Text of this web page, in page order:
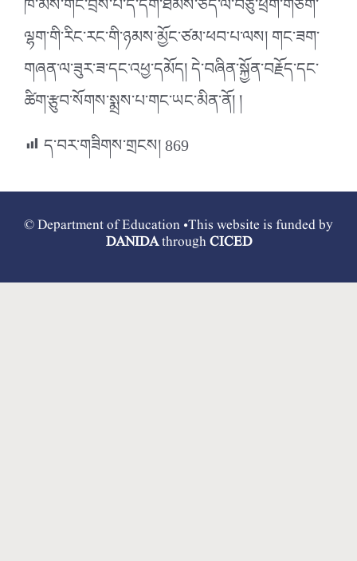
ཁོ་མོས་གང་བྲིས་པ་དེ་དག་ཐམས་ཅད་ལོ་བཅུ་ཕྲག་གཅིག་
ལྷག་གི་རིང་རང་གི་ཉམས་མྱོང་ཙམ་ཕབ་པ་ལས། གང་ཟག་
གཞན་ལ་ཟུར་ཟ་དང་འཕྱ་དམོད། དེ་བཞིན་སྐྱོན་བརྗོད་དང་
ཚིག་རྩུབ་སོགས་སྨྲས་པ་གང་ཡང་མིན་ནོ། །
ད་བར་གཟིགས་གྲངས།869
© Department of Education •This website is funded by
DANIDAthroughCICED